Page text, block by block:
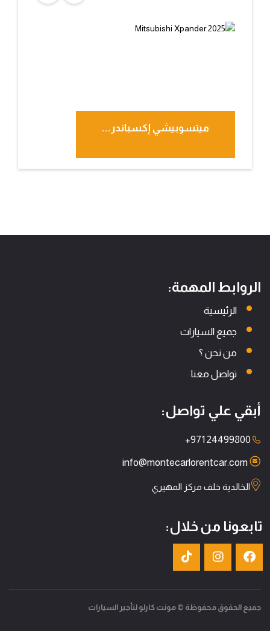
ميتسوبيشي إكسباندر...
الروابط المهمة:
الرئيسية
جميع السيارات
من نحن ؟
تواصل معنا
أبقي علي تواصل:
+971 24499800
info@montecarlorentcar.com
الخالدية خلف مركز المهيري
تابعونا من خلال:
جميع الحقوق محفوظة © مونت كارلو لتأجير السيارات